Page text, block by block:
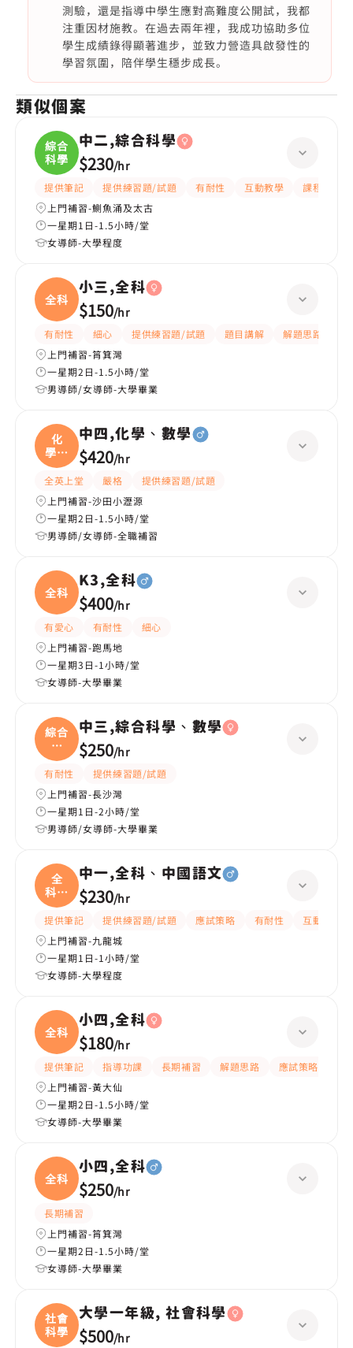
測驗，還是指導中學生應對高難度公開試，我都
注重因材施教。在過去兩年裡，我成功協助多位
學生成績錄得顯著進步，並致力營造具啟發性的
學習氛圍，陪伴學生穩步成長。
類似個案
綜合
科學
中二,綜合科學
$230/hr
提供筆記 提供練習題/試題 有耐性 互動教學
課程設計
上門補習-鰂魚涌及太古
一星期1日-1.5小時/堂
女導師-大學程度
全科
小三,全科
$150/hr
有耐性 細心 提供練習題/試題 題目講解
解題思路
上門補習-筲箕灣
一星期2日-1.5小時/堂
男導師/女導師-大學畢業
化
學、
數學
中四,化學、數學
$420/hr
全英上堂 嚴格
提供練習題/試題
上門補習-沙田小瀝源
一星期2日-1.5小時/堂
男導師/女導師-全職補習
全科
K3,全科
$400/hr
有愛心 有耐性
細心
上門補習-跑馬地
一星期3日-1小時/堂
女導師-大學畢業
綜合
科
學、
中三,綜合科學、數學
$250/hr
有耐性
提供練習題/試題
上門補習-長沙灣
一星期1日-2小時/堂
男導師/女導師-大學畢業
全
科、
中國
中一,全科、中國語文
$230/hr
提供筆記 提供練習題/試題 應試策略 有耐性
互動教學
上門補習-九龍城
一星期1日-1小時/堂
女導師-大學程度
全科
小四,全科
$180/hr
提供筆記 指導功課 長期補習 解題思路 應試策略
上門補習-黃大仙
一星期2日-1.5小時/堂
女導師-大學畢業
全科
小四,全科
$250/hr
長期補習
上門補習-筲箕灣
一星期2日-1.5小時/堂
女導師-大學畢業
社會
科學
大學一年級, 社會科學
$500/hr